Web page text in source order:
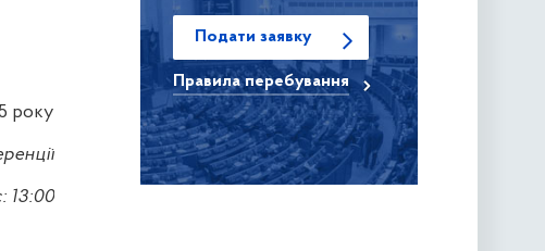
року
13:00
Подати заявку
Правилаперебування